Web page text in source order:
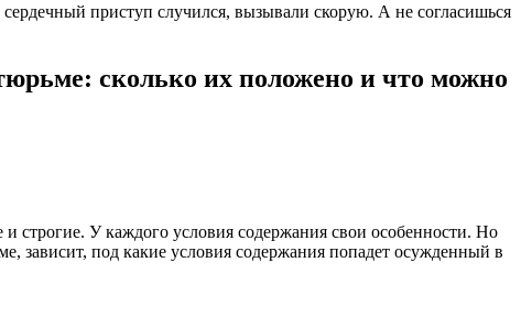
приступ случился, вызывали скорую. А не согласишься
сколько их положено и что можно
строгие. У каждого условия содержания свои особенности. Но
зависит, под какие условия содержания попадет осужденный в